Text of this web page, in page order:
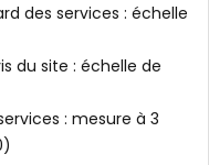
des services : échelle
du site : échelle de
: mesure à 3